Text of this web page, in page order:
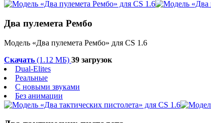
Два пулемета Рембо
Модель «Два пулемета Рембо» для CS 1.6
Скачать (1.12 МБ) 39 загрузок
Dual-Elites
Реальные
С новыми звуками
Без анимации